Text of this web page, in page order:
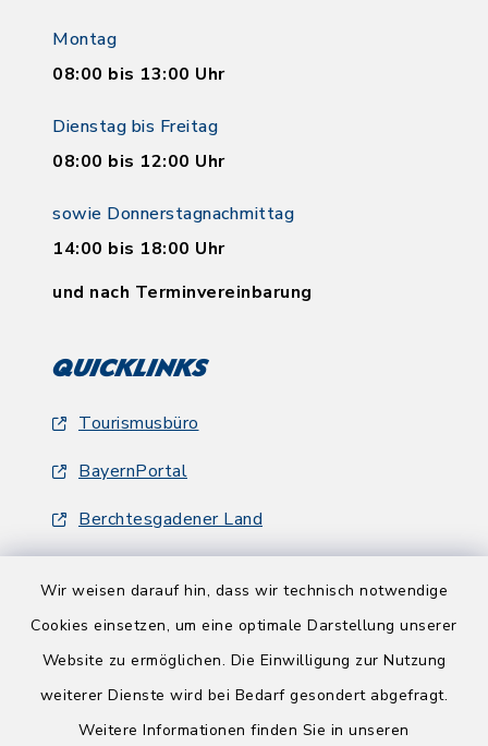
Wir weisen darauf hin, dass wir technisch notwendige
Cookies einsetzen, um eine optimale Darstellung unserer
Website zu ermöglichen. Die Einwilligung zur Nutzung
weiterer Dienste wird bei Bedarf gesondert abgefragt.
Weitere Informationen finden Sie in unseren
Montag
08:00 bis 13:00 Uhr
Dienstag bis Freitag
08:00 bis 12:00 Uhr
sowie Donnerstagnachmittag
14:00 bis 18:00 Uhr
und nach Terminvereinbarung
Quicklinks
Tourismusbüro
BayernPortal
Berchtesgadener Land
Barrierefreiheit